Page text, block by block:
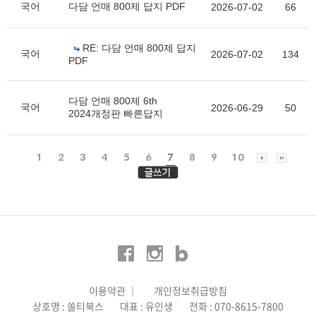
국어 다담 언매 800제 답지 PDF 2026-07-02 66
국어
RE: 다담 언매 800제 답지
PDF
2026-07-02 134
국어
다담 언매 800제 6th
2024개정판 빠른답지
2026-06-29 50
1 2 3 4 5 6 7 8 9 10
이용약관 │
개인정보취급방침
상호명 : 쏠티북스
대표 : 유인생 전화 : 070-8615-7800